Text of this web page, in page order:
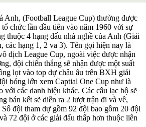
Hồng Kông
Indonesia
Iran
Iraq
Jordan
Kuwait
Lao
Lebanon
Malaysia
New Zealand
Oman
Qatar
Singapore
Tajikistan
Anh, (Football League Cup) thường được
chức lần đầu tiên vào năm 1960 với sự
thuộc 4 hạng đấu nhà nghề của Anh (Giải
các hạng 1, 2 va 3). Tên gọi hiện nay là
địch League Cup, ngoài việc được nhận
đội chiến thắng sẽ nhận được một suất
lọt vào top dự châu âu trên BXH giải
bóng lớn xem Captial One Cup như là
với các danh hiệu khác. Các câu lạc bộ sẽ
bán kết sẽ diễn ra 2 lượt trận đi và về,
đội tham dự gồm 92 đội bao gồm 20 đội
72 đội ở các giải đấu thấp hơn thuộc liên